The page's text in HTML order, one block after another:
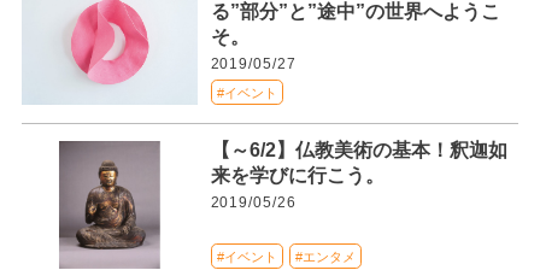
る”部分”と”途中”の世界へようこ
そ。
2019/05/27
#イベント
【～6/2】仏教美術の基本！釈迦如
来を学びに行こう。
2019/05/26
#イベント #エンタメ